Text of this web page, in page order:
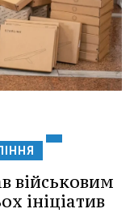
військовим
ініціатив